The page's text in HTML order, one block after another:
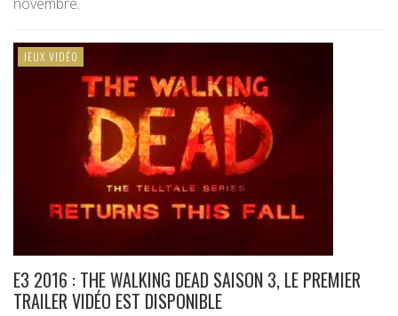
novembre.
JEUX VIDÉO
E3 2016 : THE WALKING DEAD SAISON 3, LE PREMIER
TRAILER VIDÉO EST DISPONIBLE